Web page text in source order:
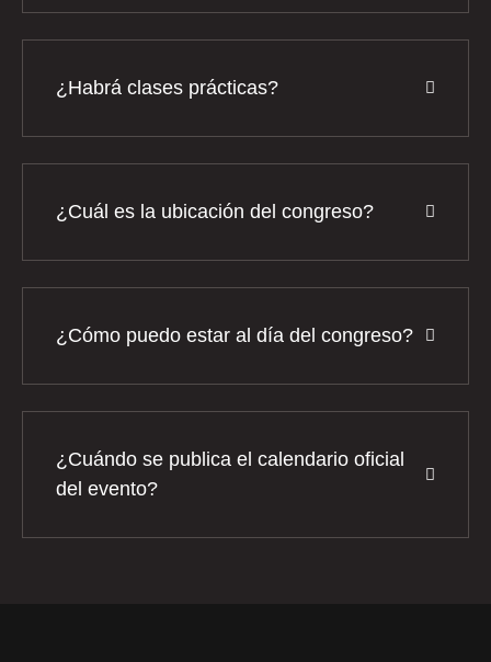
¿Habrá clases prácticas?
¿Cuál es la ubicación del congreso?
¿Cómo puedo estar al día del congreso?
¿Cuándo se publica el calendario oficial
del evento?